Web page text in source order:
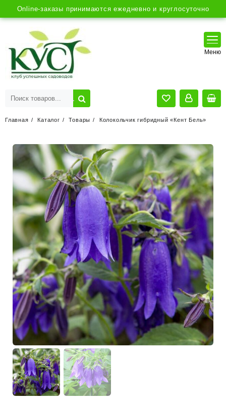
Online-заказы принимаются ежедневно и круглосуточно
Главная Каталог Товары Колокольчик гибридный «Кент Бель»